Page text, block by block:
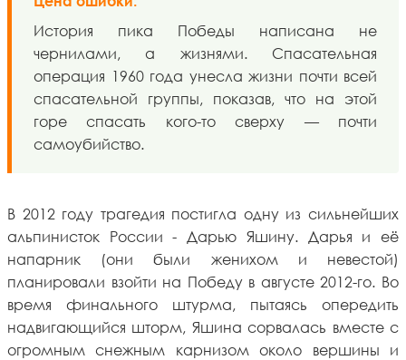
История пика Победы написана не
чернилами, а жизнями. Спасательная
операция 1960 года унесла жизни почти всей
спасательной группы, показав, что на этой
горе спасать кого-то сверху — почти
самоубийство.
В 2012 году трагедия постигла одну из сильнейших
альпинисток России - Дарью Яшину. Дарья и её
напарник (они были женихом и невестой)
планировали взойти на Победу в августе 2012-го. Во
время финального штурма, пытаясь опередить
надвигающийся шторм, Яшина сорвалась вместе с
огромным снежным карнизом около вершины и